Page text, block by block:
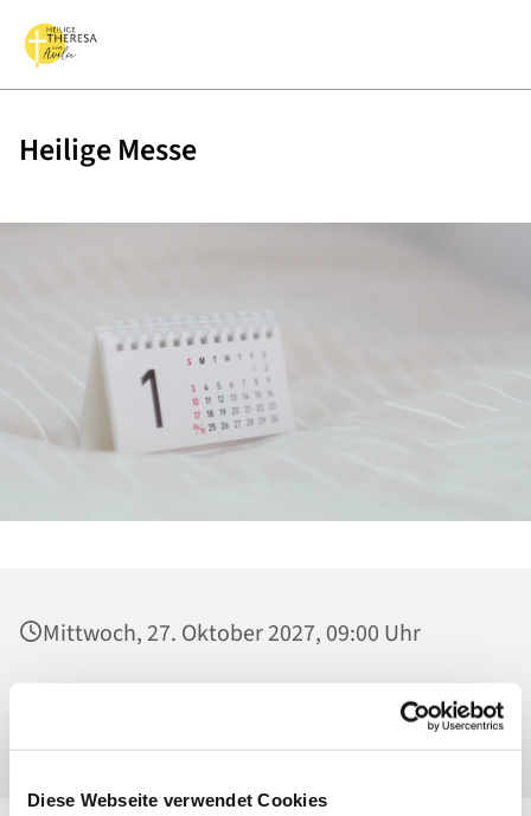
Diese Webseite verwendet Cookies
Heilige Messe
Mittwoch, 27. Oktober 2027, 09:00 Uhr
St. Georg, Kirche, Kissingenplatz, 13189